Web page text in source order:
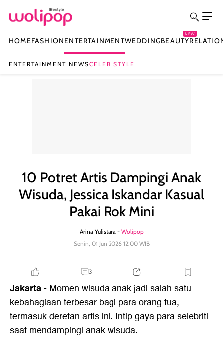
HOMEFASHIONENTERTAINMENTWEDDINGBEAUTY
NEW
ENTERTAINMENT NEWSCELEB STYLE
10 Potret Artis Dampingi Anak
Wisuda, Jessica Iskandar Kasual
Pakai Rok Mini
Arina Yulistara - Wolipop
Senin, 01 Jun 2026 12:00 WIB
3
Jakarta- Momen wisuda anak jadi salah satu
kebahagiaan terbesar bagi para orang tua,
termasuk deretan artis ini. Intip gaya para selebriti
saat mendampingi anak wisuda.